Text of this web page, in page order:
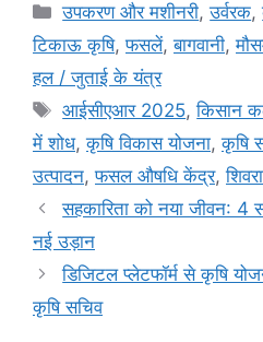
उपकरण और मशीनरी,उर्वरक,
टिकाऊ कृषि,फसलें,बागवानी,
हल / जुताई के यंत्र
आईसीएआर 2025,किसान
में शोध,कृषि विकास योजना,कृषि
उत्पादन,फसल औषधि केंद्र,
सहकारिता को नया जीवन:
नई उड़ान
डिजिटल प्लेटफॉर्म से कृषि
कृषि सचिव